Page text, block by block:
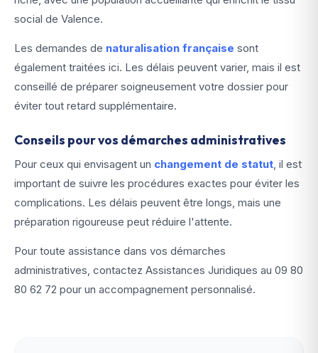
social de Valence.
Les demandes de naturalisation française sont
également traitées ici. Les délais peuvent varier, mais il est
conseillé de préparer soigneusement votre dossier pour
éviter tout retard supplémentaire.
Conseils pour vos démarches administratives
Pour ceux qui envisagent un changement de statut, il est
important de suivre les procédures exactes pour éviter les
complications. Les délais peuvent être longs, mais une
préparation rigoureuse peut réduire l'attente.
Pour toute assistance dans vos démarches
administratives, contactez Assistances Juridiques au 09 80
80 62 72 pour un accompagnement personnalisé.